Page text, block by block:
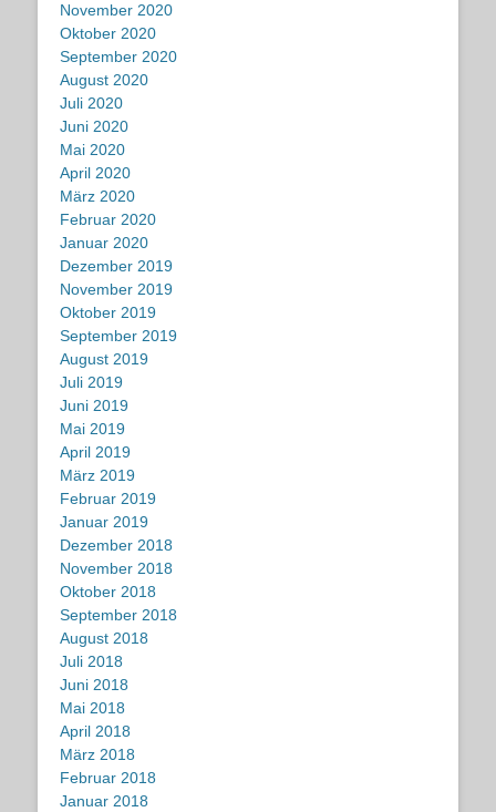
November 2020
Oktober 2020
September 2020
August 2020
Juli 2020
Juni 2020
Mai 2020
April 2020
März 2020
Februar 2020
Januar 2020
Dezember 2019
November 2019
Oktober 2019
September 2019
August 2019
Juli 2019
Juni 2019
Mai 2019
April 2019
März 2019
Februar 2019
Januar 2019
Dezember 2018
November 2018
Oktober 2018
September 2018
August 2018
Juli 2018
Juni 2018
Mai 2018
April 2018
März 2018
Februar 2018
Januar 2018